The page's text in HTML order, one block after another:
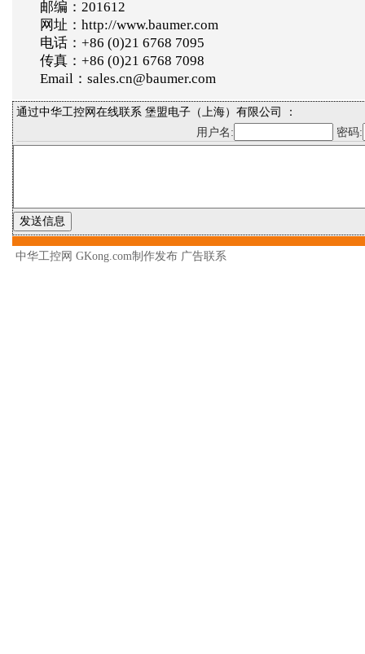
邮编：201612
网址：http://www.baumer.com
电话：+86 (0)21 6768 7095
传真：+86 (0)21 6768 7098
Email：sales.cn@baumer.com
通过中华工控网在线联系 堡盟电子（上海）有限公司 ：
用户名:
密码:
中华工控网 GKong.com制作发布 广告联系